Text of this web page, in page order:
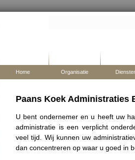
Home Organisatie
Paans Koek Administraties
U bent ondernemer en u heeft uw
administratie is een verplicht
veel tijd. Wij kunnen uw
dan concentreren op waar u goed in